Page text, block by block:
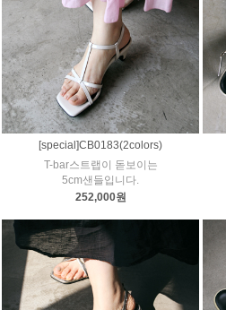
[special]CB0183(2colors)
T-bar스트랩이 돋보이는
5cm샌들입니다.
252,000원